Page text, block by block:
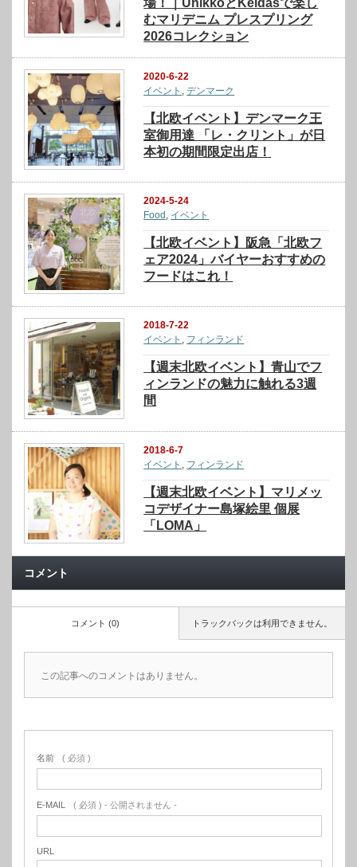
むマリデニム プレスプリング
2026コレクション
2020-6-22
イベント
,デンマーク
【北欧イベント】デンマーク王
室御用達 「レ・クリント」が日
本初の期間限定出店！
2024-5-24
Food , イベント
【北欧イベント】阪急「北欧フ
ェア2024」バイヤーおすすめの
フードはこれ！
2018-7-22
イベント , フィンランド
【週末北欧イベント】青山でフ
ィンランドの魅力に触れる3週
間
2018-6-7
イベント , フィンランド
【週末北欧イベント】マリメッ
コデザイナー島塚絵里 個展
「LOMA」
コメント
トラックバックは利用できません。
コメント (0)
この記事へのコメントはありません。
名前 ( 必須 )
E-MAIL ( 必須 ) - 公開されません -
URL